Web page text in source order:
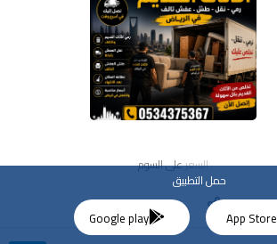
السعرعلى السوم
حمل التطبيق
App Store
Google play